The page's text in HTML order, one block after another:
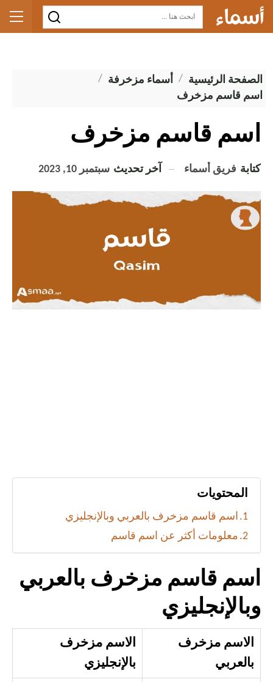
الصفحة الرئيسية
أسماء مزخرفة
اسم قاسم مزخرف
اسم قاسم مزخرف
كتابة فريق أسماء آخر تحديث سبتمبر 10, 2023
المحتويات
اسم قاسم مزخرف بالعربي وبالإنجليزي
معلومات أكثر عن اسم قاسم
اسم قاسم مزخرف بالعربي
وبالإنجليزي
الاسم مزخرف
بالعربي
الاسم مزخرف
بالإنجليزي